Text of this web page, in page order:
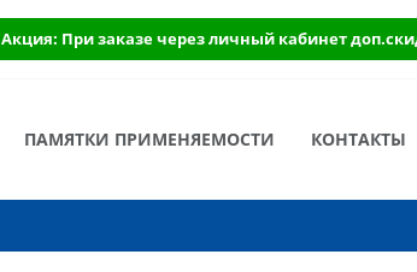
Акция: При заказе через личный кабинет
ПАМЯТКИ ПРИМЕНЯЕМОСТИ КОНТАКТЫ